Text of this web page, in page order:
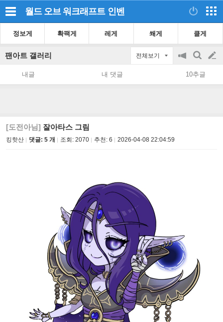
월드 오브 워크래프트 인벤
정보게 확팩게 레게 쐐게 클게
팬아트 갤러리 전체보기
공
지
on/off
검
색
글
쓰
내글 내 댓글 10추글
[도전아님] 잘아타스 그림
킹핫산 댓글: 5 개 조회: 2070 추천: 6 2026-04-08 22:04:59